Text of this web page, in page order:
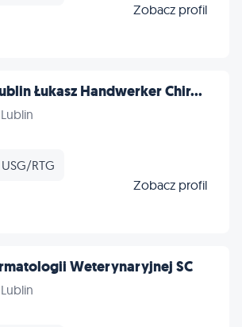
Zobacz profil
Łukasz Handwerker Chir...
USG/RTG
Zobacz profil
Weterynaryjnej SC